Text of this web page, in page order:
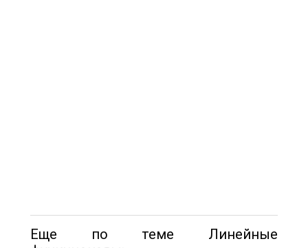
Еще по теме Линейные